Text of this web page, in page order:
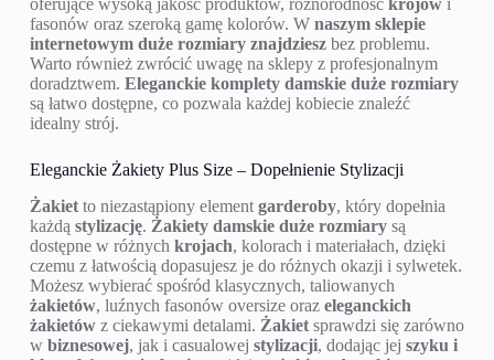
elegancję, jak i nowoczesnekroje.Eleganckie kostiumy
damskie ze spodniami duże rozmiarypozwalają czuć się
pewnie i stylowo.
Gdzie Znaleźć Eleganckie Komplety Damskie w Dużych
Rozmiarach?
dużych rozmiarachznajdziesz w wielu sklepach, zarówno
stacjonarnych, jak i
sprawdźopinie klientek i porównaj oferty. Wybierajsklepy
oferujące wysoką jakość produktów, różnorodność krojów
fasonów oraz szeroką gamę kolorów. W naszym sklepie
internetowym duże rozmiary znajdzieszbez problemu.
Warto również zwrócić uwagę na sklepy z profesjonalnym
doradztwem.Eleganckie komplety damskie duże rozmiary
są łatwo dostępne, co pozwala każdej kobiecie znaleźć
idealny strój.